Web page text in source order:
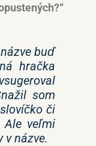
buď
hračka
som
či
Ale veľmi
v názve.